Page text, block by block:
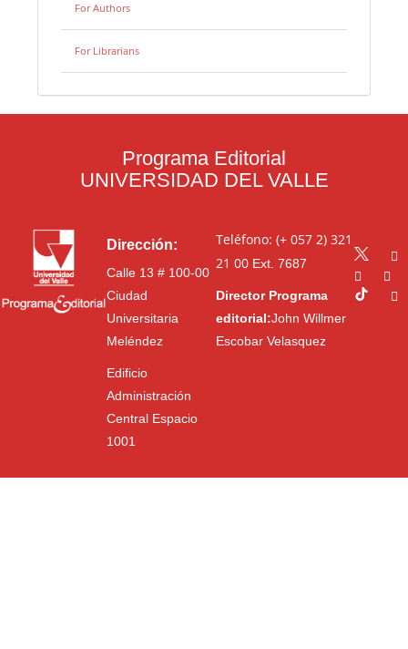
For Authors
For Librarians
Programa Editorial
UNIVERSIDAD DEL VALLE
Dirección:
Calle 13 # 100-00
Ciudad
Universitaria
Meléndez
Edificio
Administración
Central Espacio
1001
Teléfono: (+ 057 2) 321
21 00Ext. 7687
Director Programa
editorial:John Willmer
Escobar Velasquez